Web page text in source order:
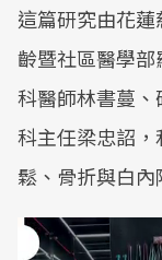
這篇研究由花
齡暨社區醫學
科醫師林書蔓
科主任梁忠詔
鬆、骨折與白內